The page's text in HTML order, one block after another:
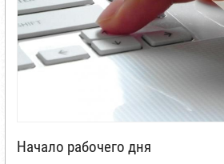
Начало рабочего дня